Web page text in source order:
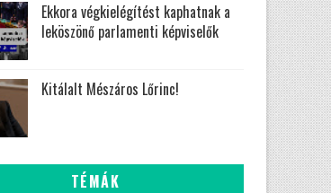
Ekkora végkielégítést kaphatnak a
leköszönő parlamenti képviselők
Kitálalt Mészáros Lőrinc!
TÉMÁK